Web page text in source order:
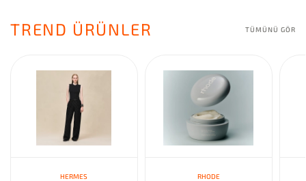
TREND ÜRÜNLER TÜMÜNÜ GÖR
HERMES RHODE